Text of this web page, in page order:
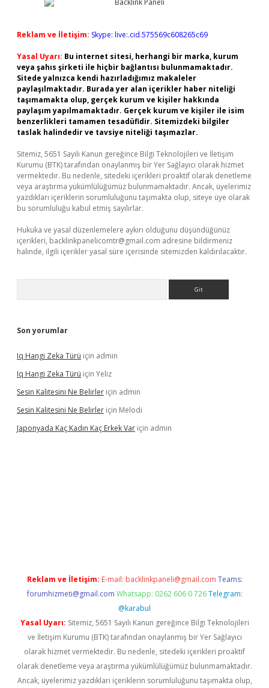
Reklam ve İletişim: Skype: live:.cid.575569c608265c69
Yasal Uyarı: Bu internet sitesi, herhangi bir marka, kurum
veya şahıs şirketi ile hiçbir bağlantısı bulunmamaktadır.
Sitede yalnızca kendi hazırladığımız makaleler
paylaşılmaktadır. Burada yer alan içerikler haber niteliği
taşımamakta olup, gerçek kurum ve kişiler hakkında
paylaşım yapılmamaktadır. Gerçek kurum ve kişiler ile isim
benzerlikleri tamamen tesadüfidir. Sitemizdeki bilgiler
taslak halindedir ve tavsiye niteliği taşımazlar.
Sitemiz, 5651 Sayılı Kanun gereğince Bilgi Teknolojileri ve İletişim
Kurumu (BTK) tarafından onaylanmış bir Yer Sağlayıcı olarak hizmet
vermektedir. Bu nedenle, sitedeki içerikleri proaktif olarak denetleme
veya araştırma yükümlülüğümüz bulunmamaktadır. Ancak, üyelerimiz
yazdıkları içeriklerin sorumluluğunu taşımakta olup, siteye üye olarak
bu sorumluluğu kabul etmiş sayılırlar.
Hukuka ve yasal düzenlemelere aykırı olduğunu düşündüğünüz
içerikleri, backlinkpanelicomtr@gmail.com adresine bildirmeniz
halinde, ilgili içerikler yasal süre içerisinde sitemizden kaldırılacaktır.
Son yorumlar
Iq Hangi Zeka Türü için admin
Iq Hangi Zeka Türü için Yeliz
Sesin Kalitesini Ne Belirler için admin
Sesin Kalitesini Ne Belirler için Melodi
Japonyada Kaç Kadın Kaç Erkek Var için admin
Reklam ve İletişim: E-mail: backlinkpaneli@gmail.com Teams:
forumhizmeti@gmail.com Whatsapp: 0262 606 0 726 Telegram:
@karabul
Yasal Uyarı: Sitemiz, 5651 Sayılı Kanun gereğince Bilgi Teknolojileri
ve İletişim Kurumu (BTK) tarafından onaylanmış bir Yer Sağlayıcı
olarak hizmet vermektedir. Bu nedenle, sitedeki içerikleri proaktif
olarak denetleme veya araştırma yükümlülüğümüz bulunmamaktadır.
Ancak, üyelerimiz yazdıkları içeriklerin sorumluluğunu taşımakta olup,